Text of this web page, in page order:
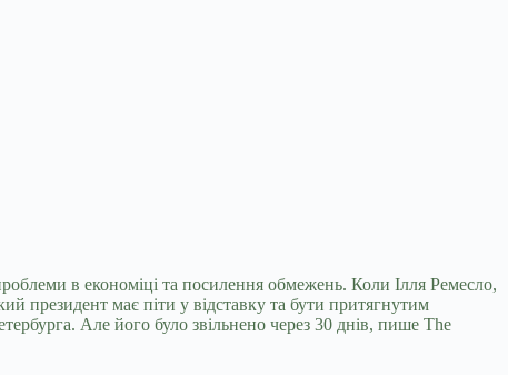
в економіці та посилення обмежень. Коли Ілля Ремесло,
президент має піти у відставку та бути притягнутим
Але його було звільнено через 30 днів, пише The